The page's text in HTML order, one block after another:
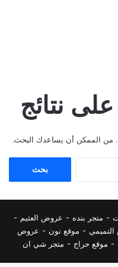
نتائج
من الممكن أن يساعدك البحث.
- متجر بنده - عروض العثيم -
- موقع نون - عروض
- موقع حراج - متجر شي ان